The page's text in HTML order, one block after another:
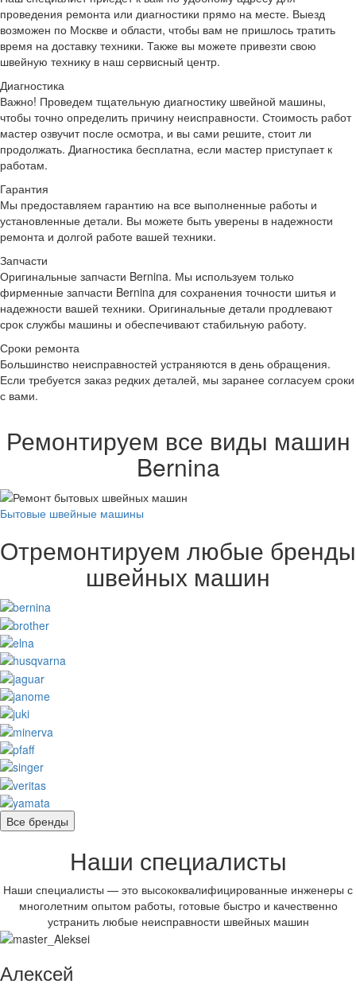
проведения ремонта или диагностики прямо на месте. Выезд
возможен по Москве и области, чтобы вам не пришлось тратить
время на доставку техники. Также вы можете привезти свою
швейную технику в наш сервисный центр.
Диагностика
Важно! Проведем тщательную диагностику швейной машины,
чтобы точно определить причину неисправности. Стоимость работ
мастер озвучит после осмотра, и вы сами решите, стоит ли
продолжать. Диагностика бесплатна, если мастер приступает к
работам.
Гарантия
Мы предоставляем гарантию на все выполненные работы и
установленные детали. Вы можете быть уверены в надежности
ремонта и долгой работе вашей техники.
Запчасти
Оригинальные запчасти Bernina. Мы используем только
фирменные запчасти Bernina для сохранения точности шитья и
надежности вашей техники. Оригинальные детали продлевают
срок службы машины и обеспечивают стабильную работу.
Сроки ремонта
Большинство неисправностей устраняются в день обращения.
Если требуется заказ редких деталей, мы заранее согласуем сроки
с вами.
Ремонтируем все виды машин
Bernina
Бытовые швейные машины
Отремонтируем любые бренды
швейных машин
Все бренды
Наши специалисты
Наши специалисты — это высококвалифицированные инженеры с
многолетним опытом работы, готовые быстро и качественно
устранить любые неисправности швейных машин
Алексей